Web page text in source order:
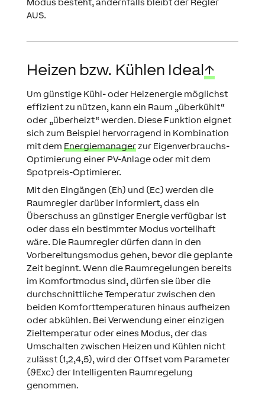
Modus besteht, andernfalls bleibt der Regler
AUS.
Heizen bzw. Kühlen Ideal↑
Um günstige Kühl- oder Heizenergie möglichst
effizient zu nützen, kann ein Raum „überkühlt“
oder „überheizt“ werden. Diese Funktion eignet
sich zum Beispiel hervorragend in Kombination
mit dem Energiemanagerzur Eigenverbrauchs-
Optimierung einer PV-Anlage oder mit dem
Spotpreis-Optimierer.
Mit den Eingängen (Eh) und (Ec) werden die
Raumregler darüber informiert, dass ein
Überschuss an günstiger Energie verfügbar ist
oder dass ein bestimmter Modus vorteilhaft
wäre. Die Raumregler dürfen dann in den
Vorbereitungsmodus gehen, bevor die geplante
Zeit beginnt. Wenn die Raumregelungen bereits
im Komfortmodus sind, dürfen sie über die
durchschnittliche Temperatur zwischen den
beiden Komforttemperaturen hinaus aufheizen
oder abkühlen. Bei Verwendung einer einzigen
Zieltemperatur oder eines Modus, der das
Umschalten zwischen Heizen und Kühlen nicht
zulässt (1,2,4,5), wird der Offset vom Parameter
(ϑExc) der Intelligenten Raumregelung
genommen.